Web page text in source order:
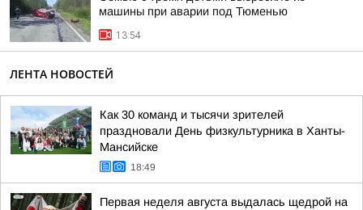
машины при аварии под Тюменью
13:54
ЛЕНТА НОВОСТЕЙ
Как 30 команд и тысячи зрителей
праздновали День физкультурника в Ханты-
Мансийске
18:49
Первая неделя августа выдалась щедрой на